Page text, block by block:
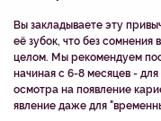
Вы закладываете эту
её зубок, что без сомнения
целом. Мы рекомендуем
начиная с 6-8 месяцев -
осмотра на появление
явление даже для